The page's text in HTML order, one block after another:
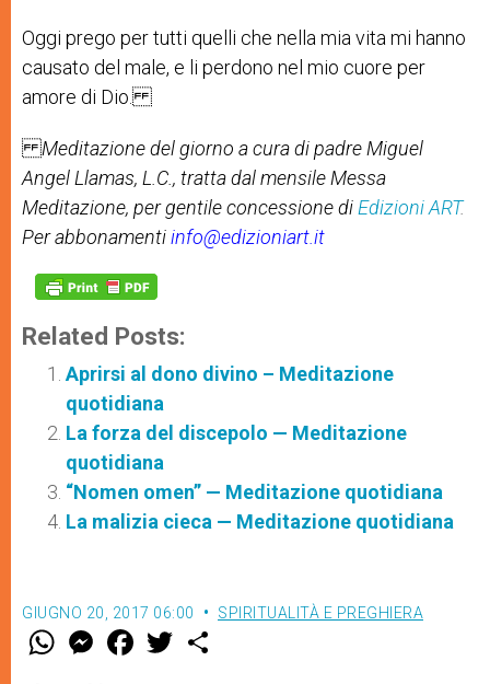
Oggi prego per tutti quelli che nella mia vita mi hanno
causato del male, e li perdono nel mio cuore per
amore di Dio.
Meditazione del giorno a cura dipadre Miguel
Angel Llamas, L.C., tratta dal mensile Messa
Meditazione, per gentile concessione di Edizioni ART.
Per abbonamentiinfo@edizioniart.it
Related Posts:
Aprirsi al dono divino – Meditazione
quotidiana
La forza del discepolo — Meditazione
quotidiana
“Nomen omen” — Meditazione quotidiana
La malizia cieca — Meditazione quotidiana
GIUGNO 20, 2017 06:00 SPIRITUALITÀ E PREGHIERA
W M
e
F
a w